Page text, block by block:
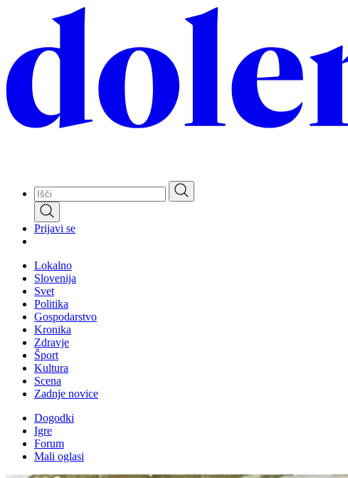
content
Prijavi se
Lokalno
Slovenija
Svet
Politika
Gospodarstvo
Kronika
Zdravje
Šport
Kultura
Scena
Zadnje novice
Dogodki
Igre
Forum
Mali oglasi